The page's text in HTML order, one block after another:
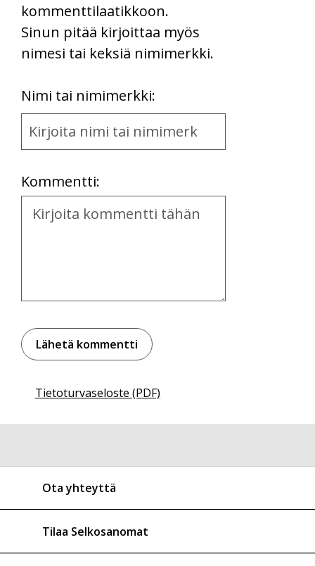
kommenttilaatikkoon.
Sinun pitää kirjoittaa myös
nimesi tai keksiä nimimerkki.
Nimi tai nimimerkki:
Name
and
Kommentti:
Kommentti
Tietoturvaseloste (PDF)
Ota yhteyttä
Tilaa Selkosanomat